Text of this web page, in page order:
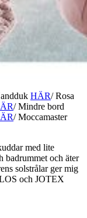
HÄR/ Rosa
/ Mindre bord
/ Moccamaster
med lite
badrummet och äter
solstrålar ger mig
och JOTEX